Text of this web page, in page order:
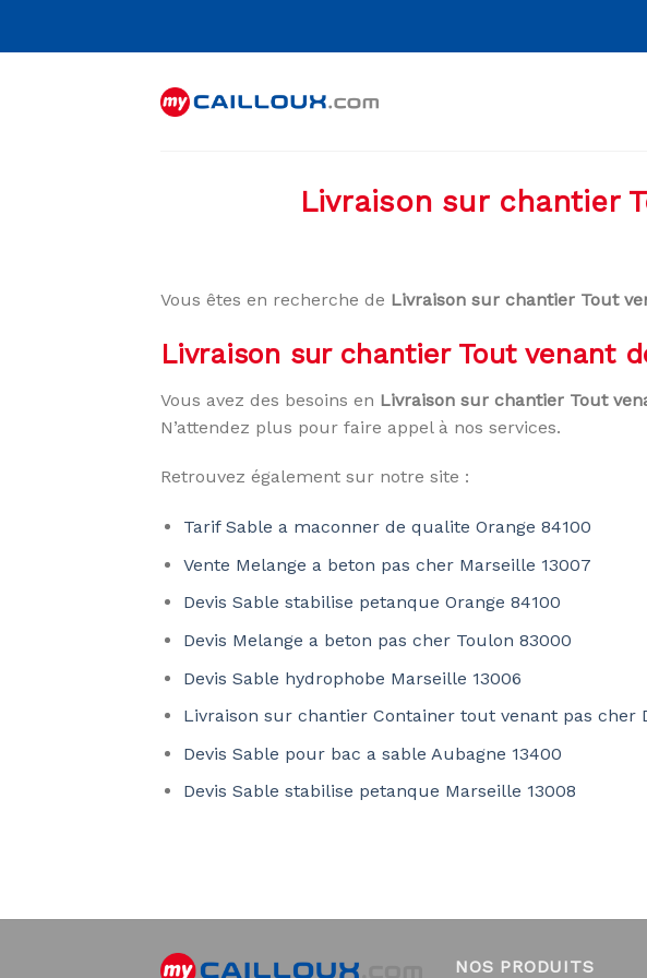
Livraison sur chantier
Vous êtes en recherche de Livraison sur chantier Tout
Livraison sur chantier Tout venant
Vous avez des besoins en Livraison sur chantier Tout
N’attendez plus pour faire appel à nos services.
Retrouvez également sur notre site :
Tarif Sable a maconner de qualite Orange 84100
Vente Melange a beton pas cher Marseille 13007
Devis Sable stabilise petanque Orange 84100
Devis Melange a beton pas cher Toulon 83000
Devis Sable hydrophobe Marseille 13006
Livraison sur chantier Container tout venant pas cher
Devis Sable pour bac a sable Aubagne 13400
Devis Sable stabilise petanque Marseille 13008
NOS PRODUITS